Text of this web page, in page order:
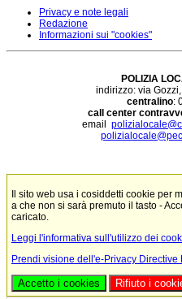
Privacy e note legali
Redazione
Informazioni sui "cookies"
POLIZIA
indirizzo: via
centralino:
call center
email
Il sito web usa i cosiddetti cookie per
a che non si sarà premuto il tasto -
caricato.
Leggi l'informativa sull'utilizzo dei
Prendi visione dell'e-Privacy Directive
Accetto i cookies Rifiuto i